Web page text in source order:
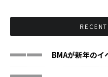
BMAが新年のイ